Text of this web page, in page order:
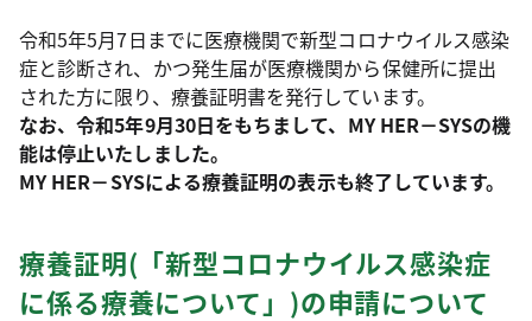
令和5年5月7日までに医療機関で新型コロナウイルス感染
症と診断され、かつ発生届が医療機関から保健所に提出
された方に限り、療養証明書を発行しています。
なお、令和5年9月30日をもちまして、MY HER－SYSの機
能は停止いたしました。
MY HER－SYSによる療養証明の表示も終了しています。
療養証明(「新型コロナウイルス感染症
に係る療養について」)の申請について